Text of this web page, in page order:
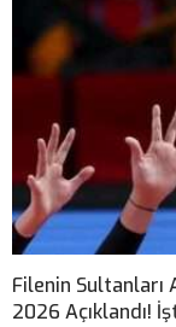
Filenin Sultanları
2026 Açıklandı!